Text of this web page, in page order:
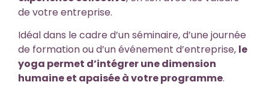
de votre entreprise.
Idéal dans le cadre d’un séminaire, d’une journée
de formation ou d’un événement d’entreprise, le
yoga permet d’intégrer une dimension
humaine et apaisée à votre programme.